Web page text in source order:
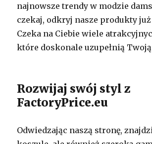
najnowsze trendy w modzie
czekaj, odkryj nasze produkty
Czeka na Ciebie wiele
które doskonale uzupełnią
Rozwijaj swój styl z
FactoryPrice.eu
Odwiedzając naszą stronę,